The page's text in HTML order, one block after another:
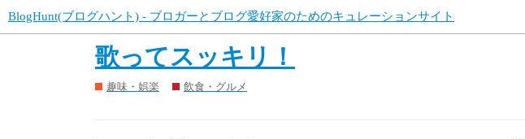
BlogHunt(ブログハント) - ブロガーとブログ愛好家のためのキュレーションサイト
歌ってスッキリ！
趣味・娯楽 飲食・グルメ